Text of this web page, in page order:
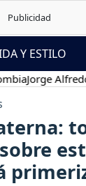
Y ESTILO
Alfredo